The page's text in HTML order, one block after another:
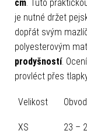
cm . Tuto
je nutné držet
dopřát svým
polyesterovým
prodyšností.
provléct přes
Velikost
XS 23 –